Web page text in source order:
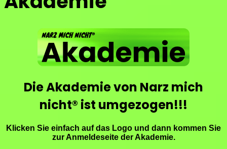
Die Akademie von Narz mich
nicht® ist umgezogen!!!
Klicken Sie einfach auf das Logo und dann kommen Sie
zur Anmeldeseite der Akademie.